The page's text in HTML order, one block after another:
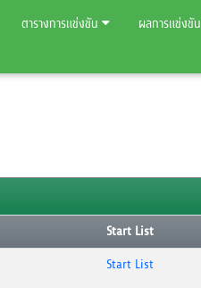
ตารางการแข่งขัน ผลการแข่งขัน
Start List
Start List